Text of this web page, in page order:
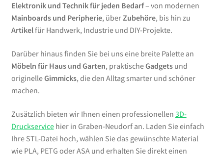
Elektronik und Technik für jeden Bedarf– von modernen
Mainboards und Peripherie, überZubehöre, bis hin zu
Artikelfür Handwerk, Industrie und DIY-Projekte.
Darüber hinaus finden Sie bei uns eine breite Palette an
Möbeln für Haus und Garten, praktischeGadgetsund
originelleGimmicks, die den Alltag smarter und schöner
machen.
Zusätzlich bieten wir Ihnen einen professionellen 3D-
Druckservicehier in Graben-Neudorf an. Laden Sie einfach
Ihre STL-Datei hoch, wählen Sie das gewünschte Material
wie PLA, PETG oder ASA und erhalten Sie direkt einen